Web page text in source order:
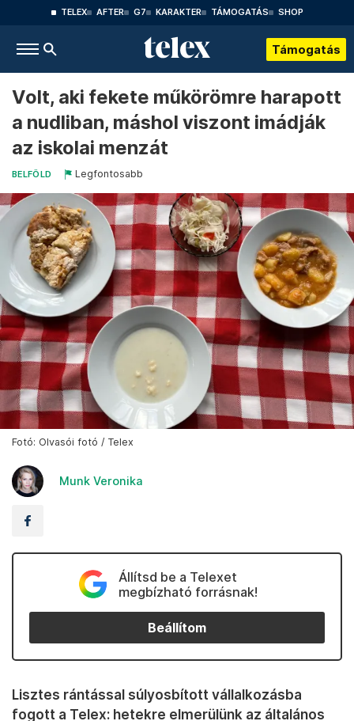
TELEX AFTER G7 KARAKTER TÁMOGATÁS SHOP
Támogatás
Volt, aki fekete műkörömre harapott
a nudliban, máshol viszont imádják
az iskolai menzát
BELFÖLD Legfontosabb
Fotó: Olvasói fotó / Telex
Munk Veronika
Állítsd be a Telexet
megbízható forrásnak!
Beállítom
Lisztes rántással súlyosbított vállalkozásba
fogott a Telex: hetekre elmerülünk az általános